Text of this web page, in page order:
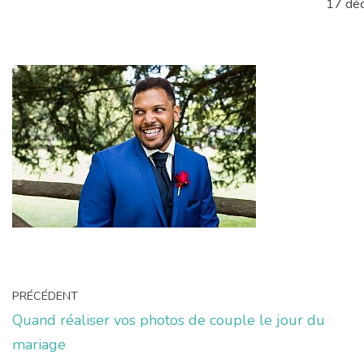
17
PRÉCÉDENT
Quand réaliser vos photos de couple le jour du
mariage